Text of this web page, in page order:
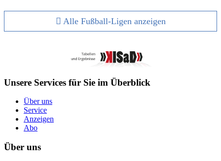
Alle Fußball-Ligen anzeigen
Unsere Services für Sie im Überblick
Über uns
Service
Anzeigen
Abo
Über uns